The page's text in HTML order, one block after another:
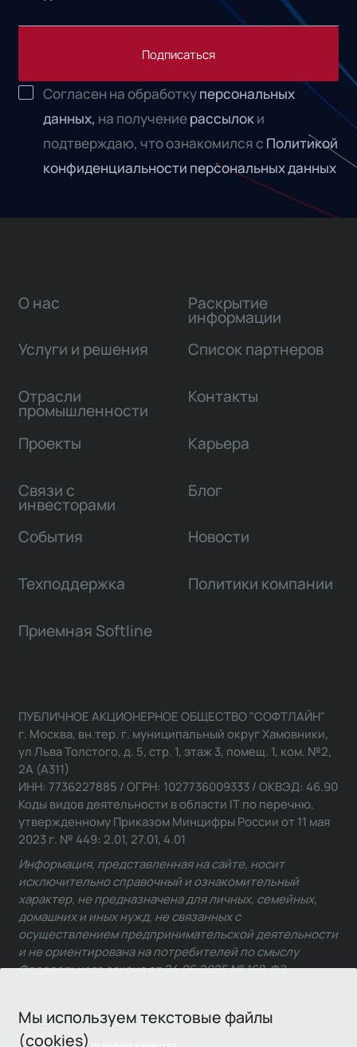
Подписаться
Согласен на обработкуперсональных
данных, на получениерассылоки
подтверждаю, что ознакомился с Политикой
конфиденциальности персональных данных
Мы используем текстовые файлы
(cookies)
О нас
Услуги и решения
Отрасли
промышленности
Проекты
Связи с
инвесторами
Раскрытие
информации
Список партнеров
Контакты
Карьера
Блог
События Новости
Техподдержка Политики компании
Приемная Softline
ПУБЛИЧНОЕ АКЦИОНЕРНОЕ ОБЩЕСТВО "СОФТЛАЙН"
г. Москва, вн.тер. г. муниципальный округ Хамовники,
ул Льва Толстого, д. 5, стр. 1, этаж 3, помещ. 1, ком. №2,
2А (А311)
ИНН: 7736227885 / ОГРН: 1027736009333 / ОКВЭД: 46.90
Коды видов деятельности в области IT по перечню,
утвержденному Приказом Минцифры России от 11 мая
2023 г. № 449: 2.01, 27.01, 4.01
Информация, представленная на сайте, носит
исключительно справочный и ознакомительный
характер, не предназначена для личных, семейных,
домашних и иных нужд, не связанных с
осуществлением предпринимательской деятельности
и не ориентирована на потребителей по смыслу
Федерального закона от 24.06.2025 № 168-ФЗ.